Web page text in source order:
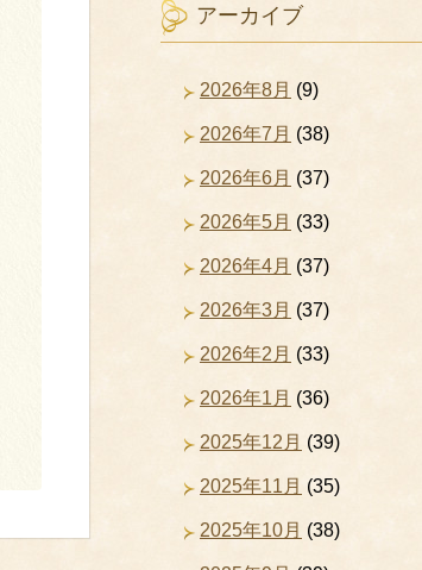
アーカイブ
2026年8月 (9)
2026年7月 (38)
2026年6月 (37)
2026年5月 (33)
2026年4月 (37)
2026年3月 (37)
2026年2月 (33)
2026年1月 (36)
2025年12月 (39)
2025年11月 (35)
2025年10月 (38)